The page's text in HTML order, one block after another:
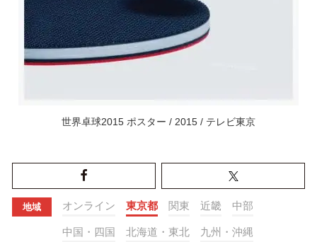
世界卓球2015 ポスター / 2015 / テレビ東京
地域 オンライン 東京都 関東 近畿 中部
中国・四国 北海道・東北 九州・沖縄